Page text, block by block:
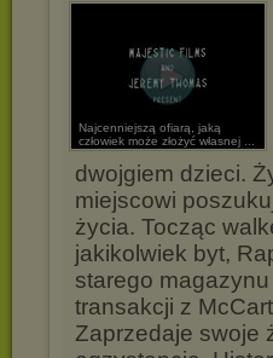
Najcenniejszą ofiarą, jaką
człowiek może złożyć własnej ...
dwojgiem dzieci.
miejscowi
życia. Tocząc
jakikolwiek byt,
starego
transakcji z
Zaprzedaje swoje